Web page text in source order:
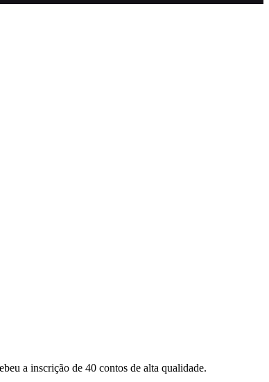
a inscrição de 40 contos de alta qualidade.